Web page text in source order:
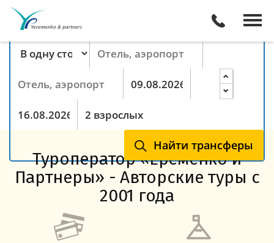
Поиск трансферов онлайн
Найти трансферы
Тип маршрута
Пункт отправления
Пункт назначения
Ночей
Туроператор «Еременко и
Партнеры» - Авторские туры с
2001 года